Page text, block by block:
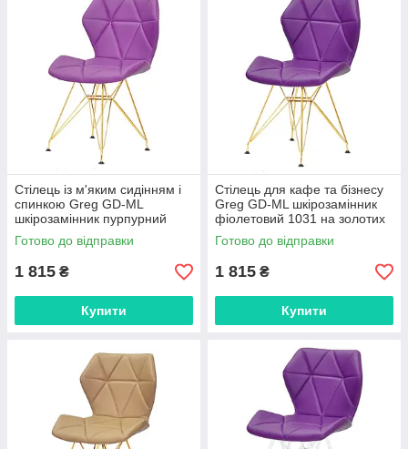
Стілець із м'яким сидінням і
спинкою Greg GD-ML
шкірозамінник пурпурний
1010 на золотих ніжках
Готово до відправки
1 815 ₴
Купити
Стілець для кафе та бізнесу
Greg GD-ML шкірозамінник
фіолетовий 1031 на золотих
ніжках
Готово до відправки
1 815 ₴
Купити